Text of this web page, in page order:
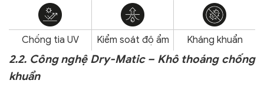
Chống tia UV Kiểm soát độ ẩm Kháng khuẩn
2.2. Công nghệ Dry-Matic – Khô thoáng chống
khuẩn